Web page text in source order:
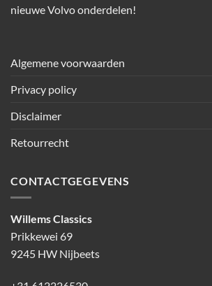
nieuwe Volvo onderdelen!
Algemene voorwaarden
Privacy policy
Disclaimer
Retourrecht
CONTACTGEGEVENS
Willems Classics
Prikkewei 69
9245 HW Nijbeets